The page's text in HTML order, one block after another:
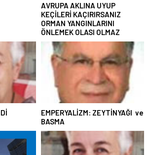
AVRUPA AKLINA UYUP
KEÇİLERİ KAÇIRIRSANIZ
ORMAN YANGINLARINI
ÖNLEMEK OLASI OLMAZ
EMPERYALİZM: ZEYTİNYAĞI ve
BASMA